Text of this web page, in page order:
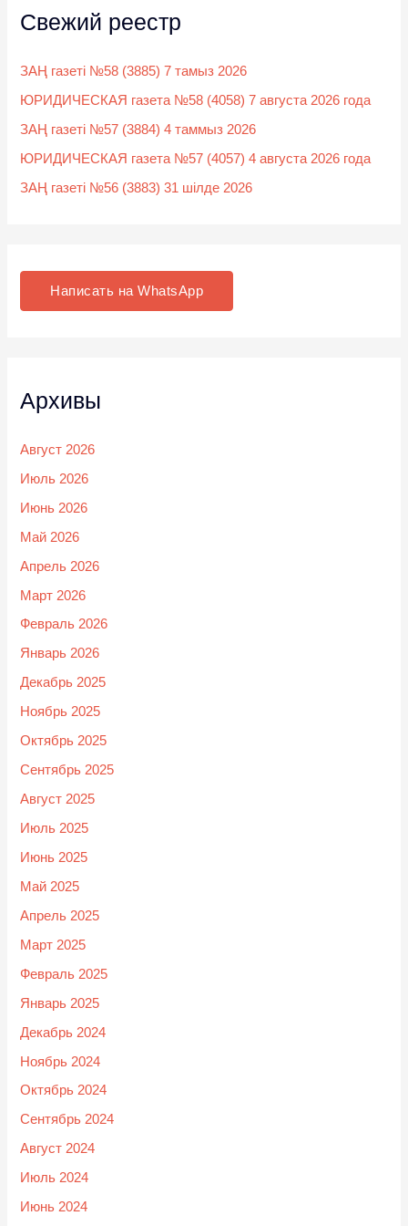
Свежий реестр
ЗАҢ газеті №58 (3885) 7 тамыз 2026
ЮРИДИЧЕСКАЯ газета №58 (4058) 7 августа 2026 года
ЗАҢ газеті №57 (3884) 4 таммыз 2026
ЮРИДИЧЕСКАЯ газета №57 (4057) 4 августа 2026 года
ЗАҢ газеті №56 (3883) 31 шілде 2026
Написать на WhatsApp
Архивы
Август 2026
Июль 2026
Июнь 2026
Май 2026
Апрель 2026
Март 2026
Февраль 2026
Январь 2026
Декабрь 2025
Ноябрь 2025
Октябрь 2025
Сентябрь 2025
Август 2025
Июль 2025
Июнь 2025
Май 2025
Апрель 2025
Март 2025
Февраль 2025
Январь 2025
Декабрь 2024
Ноябрь 2024
Октябрь 2024
Сентябрь 2024
Август 2024
Июль 2024
Июнь 2024